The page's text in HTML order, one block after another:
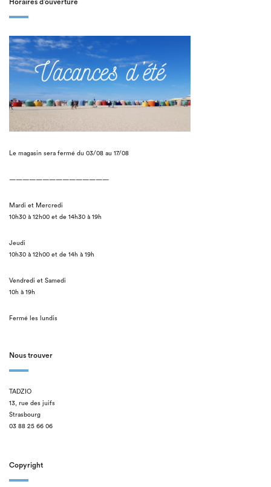
Horaires d’ouverture
Le magasin sera fermé du 03/08 au 17/08
———————————————
Mardi et Mercredi
10h30 à 12h00 et de 14h30 à 19h
Jeudi
10h30 à 12h00 et de 14h à 19h
Vendredi et Samedi
10h à 19h
Fermé les lundis
Nous trouver
TADZIO
13, rue des juifs
Strasbourg
03 88 25 66 06
Copyright